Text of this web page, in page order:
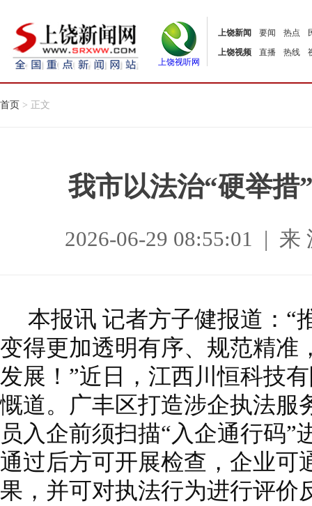
上饶视听网
上饶新闻 要闻 热点
上饶视频
直播 热线
首页 > 正文
我市以法治“硬举措
2026-06-29 08:55:01 |
本报讯 记者方子健报道：“
变得更加透明有序、规范精准
发展！”近日，江西川恒科技
慨道。广丰区打造涉企执法服
员入企前须扫描“入企通行码
通过后方可开展检查，企业可
果，并可对执法行为进行评价